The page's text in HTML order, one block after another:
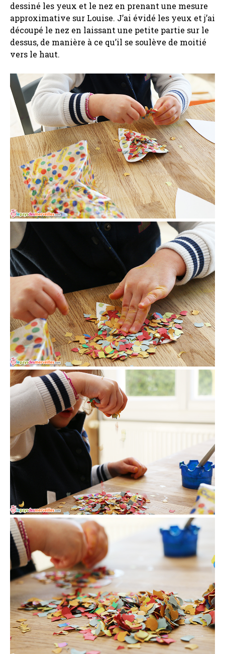
dessiné les yeux et le nez en prenant une mesure
approximative sur Louise. J’ai évidé les yeux et j’ai
découpé le nez en laissant une petite partie sur le
dessus, de manière à ce qu’il se soulève de moitié
vers le haut.